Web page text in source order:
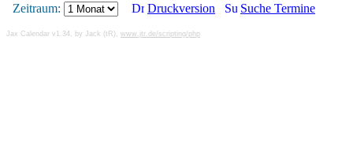
Zeitraum: Druckversion Suche Termine
Jax Calendar v1.34, by Jack (tR), www.jtr.de/scripting/php